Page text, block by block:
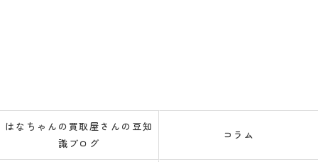
はなちゃんの買取屋さんの豆知
識ブログ
コラム